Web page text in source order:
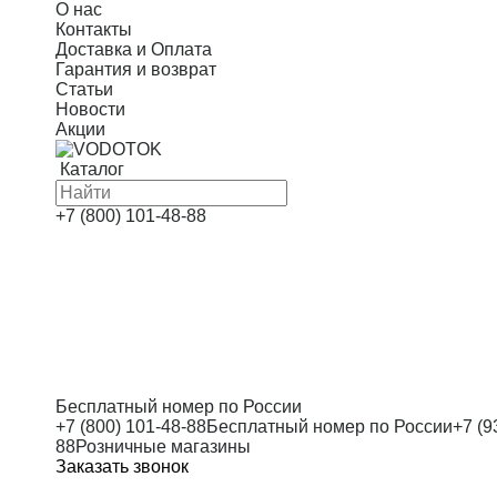
О нас
Контакты
Доставка и Оплата
Гарантия и возврат
Статьи
Новости
Акции
Каталог
+7 (800) 101-48-88
Бесплатный номер по России
+7 (800) 101-48-88Бесплатный номер по России+7
88Розничные магазины
Заказать звонок
Скважинные насосы
Оголовки
Циркуляционные насосы